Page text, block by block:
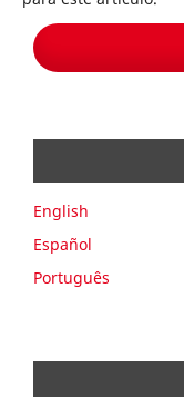
English
Español
Português